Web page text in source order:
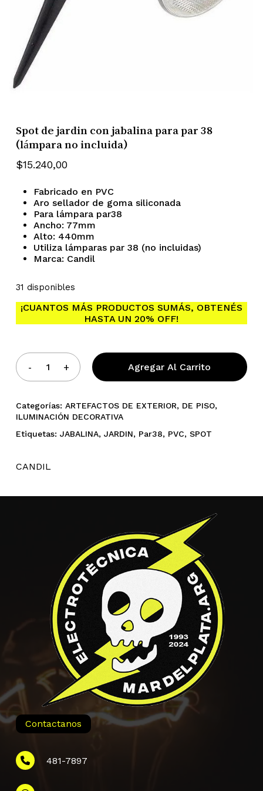
No hay productos en el
Go To Shop
Spot de jardin con jabalina para par 38
(lámpara no incluida)
$15.240,00
Fabricado en PVC
Aro sellador de goma siliconada
Para lámpara par38
Ancho: 77mm
Alto: 440mm
Utiliza lámparas par 38 (no incluidas)
Marca: Candil
31 disponibles
¡CUANTOS MÁS PRODUCTOS SUMÁS, OBTENÉS
HASTA UN 20% OFF!
Agregar Al Carrito
Categorías: ARTEFACTOS DE EXTERIOR, DE PISO,
ILUMINACIÓN DECORATIVA
Etiquetas: JABALINA, JARDIN, Par38, PVC, SPOT
CANDIL
Contactanos
481-7897